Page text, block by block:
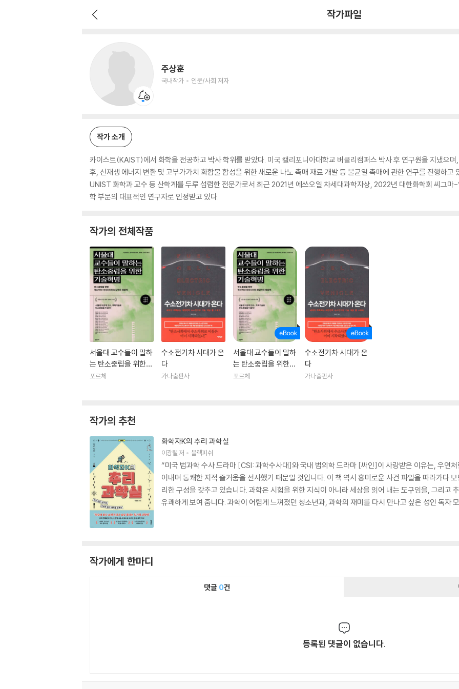
작가파일
주상훈
국내작가 인문/사회 저자
작가 소개
카이스트(KAIST)에서 화학을 전공하고 박사 학위를 받았다. 미국 캘리포니아대학교 버클리캠퍼스 박사 후 연구원을 지냈으
후, 신재생 에너지 변환 및 고부가가치 화합물 합성을 위한 새로운 나노 촉매 재료 개발 등 불균일 촉매에 관한 연구를 진행하
UNIST 화학과 교수 등 산학계를 두루 섭렵한 전문가로서 최근 2021년 에쓰오일 차세대과학자상, 2022년 대한화학회 씨그
학 부문의 대표적인 연구자로 인정받고 있다.
작가의 전체작품
서울대 교수들이 말하
는 탄소중립을 위한
기술혁명
포르체
수소전기차 시대가 온
다
가나출판사
서울대 교수들이 말하
는 탄소중립을 위한
기술혁명
포르체
수소전기차 시대가 온
다
가나출판사
작가의 추천
화학자K의 추리 과학실
이광렬저 블랙피쉬
“미국 법과학 수사 드라마 [CSI: 과학수사대]와 국내 법의학 드라마 [싸인]이 사랑받은 이유는, 우연
어내며 통쾌한 지적 즐거움을 선사했기 때문일 것입니다. 이 책 역시 흥미로운 사건 파일을 따라가다
리한 구성을 갖추고 있습니다. 과학은 시험을 위한 지식이 아니라 세상을 읽어 내는 도구임을, 그리고
유쾌하게 보여 줍니다. 과학이 어렵게 느껴졌던 청소년과, 과학의 재미를 다시 만나고 싶은 성인 독자
작가에게 한마디
댓글 0건
등록된 댓글이 없습니다.